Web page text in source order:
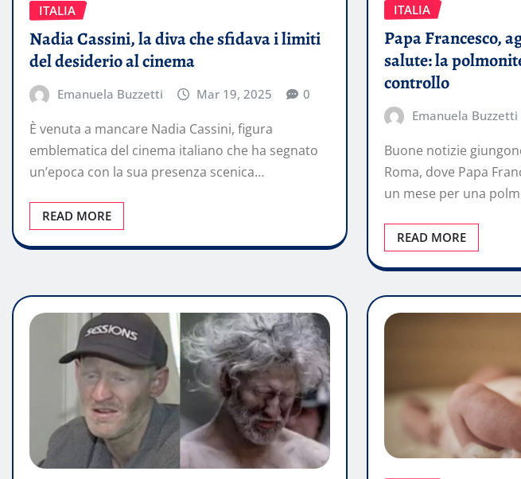
ITALIA
Nadia Cassini, la diva che sfidava i limiti
del desiderio al cinema
Emanuela Buzzetti Mar 19, 2025 0
È venuta a mancare Nadia Cassini, figura
emblematica del cinema italiano che ha segnato
un’epoca con la sua presenza scenica…
READ MORE
ITALIA
Papa Francesco,
salute: la
controllo
Emanuela Buzzetti
Buone notizie
Roma, dove Papa
un mese per una
READ MORE